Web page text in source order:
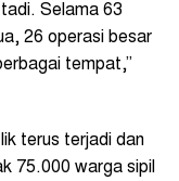
Selama 63
26 operasi besar
tempat,”
terus terjadi dan
75.000 warga sipil